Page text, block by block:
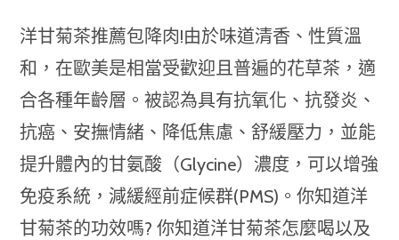
modified:
洋甘菊茶推薦包降肉!由於味道清香、性質溫
和，在歐美是相當受歡迎且普遍的花草茶，適
合各種年齡層。被認為具有抗氧化、抗發炎、
抗癌、安撫情緒、降低焦慮、舒緩壓力，並能
提升體內的甘氨酸（Glycine）濃度，可以增強
免疫系統，減緩經前症候群(PMS)。你知道洋
甘菊茶的功效嗎? 你知道洋甘菊茶怎麼喝以及